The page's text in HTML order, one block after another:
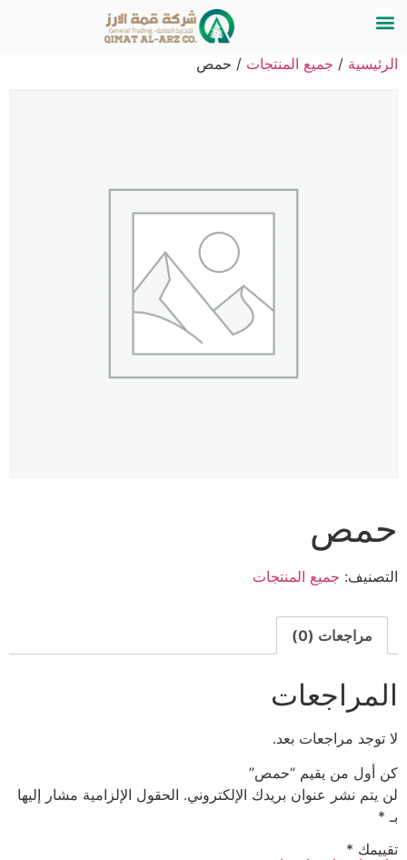
الرئيسية / جميع المنتجات / حمص
حمص
التصنيف: جميع المنتجات
مراجعات (0)
المراجعات
لا توجد مراجعات بعد.
كن أول من يقيم “حمص”
لن يتم نشر عنوان بريدك الإلكتروني. الحقول الإلزامية مشار إليها
بـ *
تقييمك *